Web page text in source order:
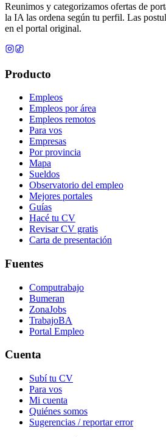
Reunimos y categorizamos ofertas de
la IA las ordena según tu perfil. Las
en el portal original.
Producto
Empleos
Empleos por área
Empleos remotos
Para vos
Empresas
Por provincia
Mapa
Sueldos
Observatorio del empleo
Mejores portales
Guías
Hacé tu CV
Revisar CV gratis
Carta de presentación
Fuentes
Computrabajo
Bumeran
ZonaJobs
TrabajoBA
Portal Empleo
Cuenta
Subí tu CV
Para vos
Mi cuenta
Quiénes somos
Sugerencias / reportar error